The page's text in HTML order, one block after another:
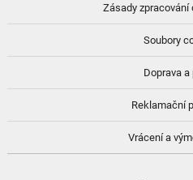
Zásady zpracování
Soubory
Doprava a
Reklamační
Vrácení a